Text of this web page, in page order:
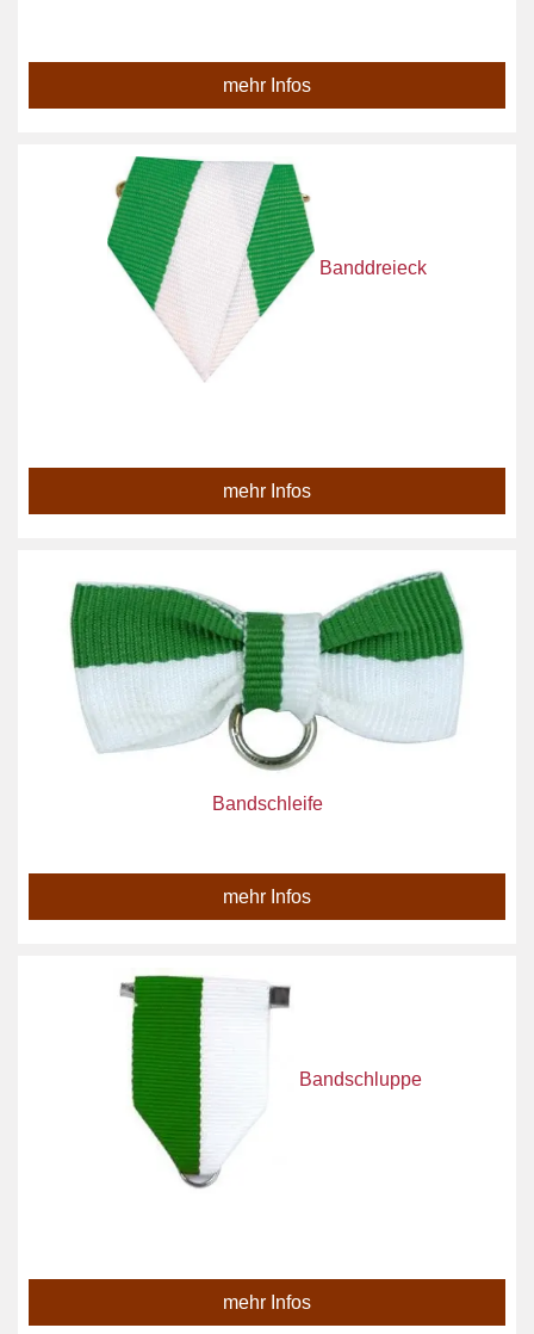
mehr Infos
Banddreieck
mehr Infos
Bandschleife
mehr Infos
Bandschluppe
mehr Infos